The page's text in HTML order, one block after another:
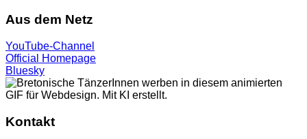
Aus dem Netz
YouTube-Channel
Official Homepage
Bluesky
Kontakt